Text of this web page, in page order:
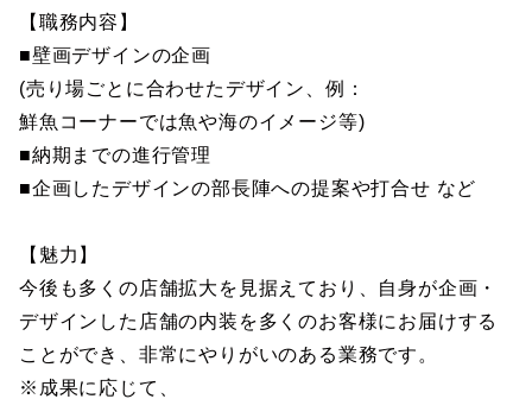
【職務内容】
■壁画デザインの企画
(売り場ごとに合わせたデザイン、例：
鮮魚コーナーでは魚や海のイメージ等)
■納期までの進行管理
■企画したデザインの部長陣への提案や打合せ など
【魅力】
今後も多くの店舗拡大を見据えており、自身が企画・
デザインした店舗の内装を多くのお客様にお届けする
ことができ、非常にやりがいのある業務です。
※成果に応じて、